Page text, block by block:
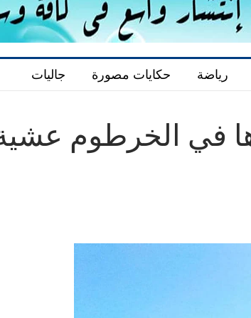
رياضة حكايات مصورة جاليات
في الخرطوم